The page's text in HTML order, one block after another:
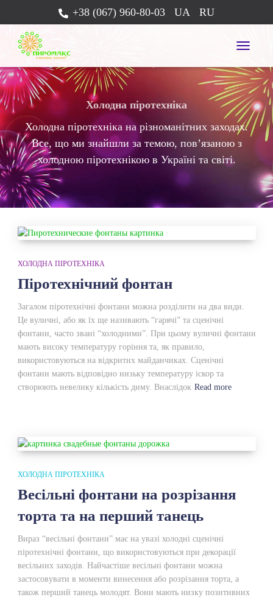
+38 (067) 960-80-03 UA RU
Холодна піротехніка
Холодна піротехніка на різноманітних заходах.
Все, що ми знайшли за темою, пов’язаною з
холодною піротехнікою в Україні та світі.
ХОЛОДНА ПІРОТЕХНІКА
Піротехнічний фонтан
Загалом піротехнічні фонтани можна розділити на два види.
Це вуличні, або як їх ще називають “гарячі” та сценічні
фонтани, часто звані “холодними”. При цьому вуличні фонтани
мають високу температуру горіння та, як правило,
використовуються на відкритих майданчиках. Сценічні
фонтани мають відповідно низьку температуру іскор та
створюють невелику кількість диму. Внаслідок Read more
ХОЛОДНА ПІРОТЕХНІКА
Весільні фонтани на розрізання
торта та на перший танець
Вираз “весільні фонтани” має на увазі холодні сценічні
піротехнічні фонтани, що використовуються при декорації
весільних заходів. Найчастіше весільні фонтани можна
застосовувати в моменти винесення або розрізання торта, а
також перший танець молодят. Вони мають низку позитивних